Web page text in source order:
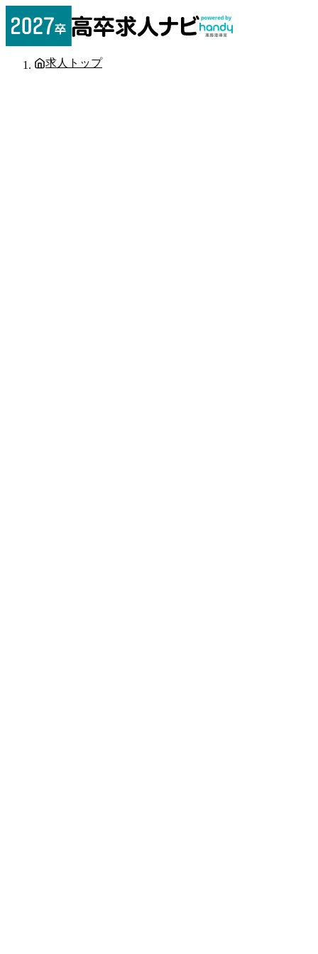
求人トップ